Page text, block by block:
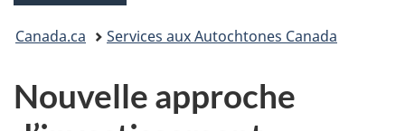
Vous
ici :
Canada.ca Services aux Autochtones Canada
Nouvelle approche